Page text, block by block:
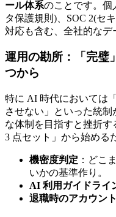
ール体系のことです。個
タ保護規則)、SOC 2(セ
対応も含む、全社的なデ
運用の勘所：「完璧
つから
特に AI 時代においては
させない」といった統
な体制を目指すと挫折
3 点セット」から始める
機密度判定 ：どこ
いかの基準作り。
AI 利用ガイドライ
退職時のアカウン